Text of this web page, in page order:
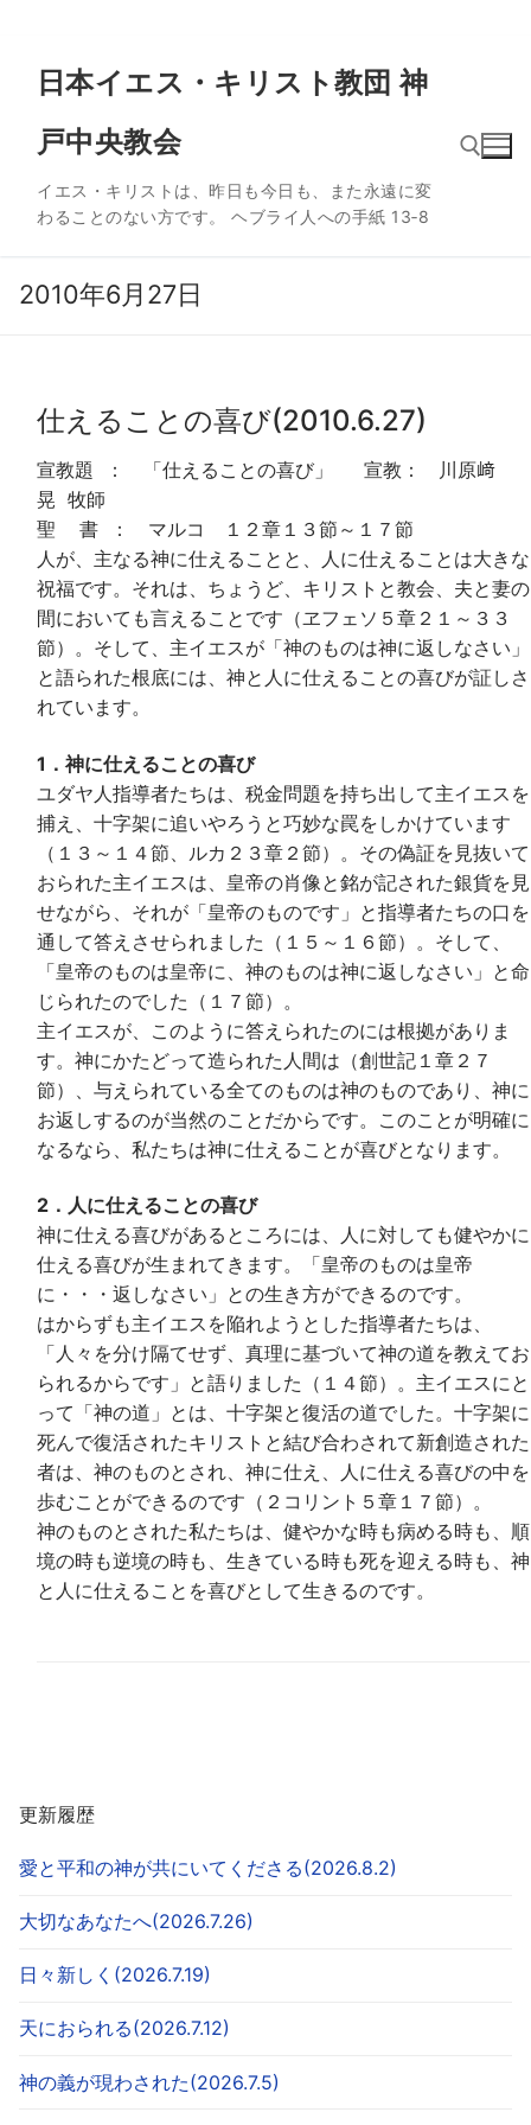
日本イエス・キリスト教団 神
戸中央教会
イエス・キリストは、昨日も今日も、また永遠に変
わることのない方です。 ヘブライ人への手紙 13‐8
2010年6月27日
仕えることの喜び(2010.6.27)
宣教題 ： 「仕えることの喜び」 宣教： 川原﨑
晃 牧師
聖 書 ： マルコ １２章１３節～１７節
人が、主なる神に仕えることと、人に仕えることは大きな
祝福です。それは、ちょうど、キリストと教会、夫と妻の
間においても言えることです（ヱフェソ５章２１～３３
節）。そして、主イエスが「神のものは神に返しなさい」
と語られた根底には、神と人に仕えることの喜びが証しさ
れています。
1．神に仕えることの喜び
ユダヤ人指導者たちは、税金問題を持ち出して主イエスを
捕え、十字架に追いやろうと巧妙な罠をしかけています
（１３～１４節、ルカ２３章２節）。その偽証を見抜いて
おられた主イエスは、皇帝の肖像と銘が記された銀貨を見
せながら、それが「皇帝のものです」と指導者たちの口を
通して答えさせられました（１５～１６節）。そして、
「皇帝のものは皇帝に、神のものは神に返しなさい」と命
じられたのでした（１７節）。
主イエスが、このように答えられたのには根拠がありま
す。神にかたどって造られた人間は（創世記１章２７
節）、与えられている全てのものは神のものであり、神に
お返しするのが当然のことだからです。このことが明確に
なるなら、私たちは神に仕えることが喜びとなります。
2．人に仕えることの喜び
神に仕える喜びがあるところには、人に対しても健やかに
仕える喜びが生まれてきます。「皇帝のものは皇帝
に・・・返しなさい」との生き方ができるのです。
はからずも主イエスを陥れようとした指導者たちは、
「人々を分け隔てせず、真理に基づいて神の道を教えてお
られるからです」と語りました（１４節）。主イエスにと
って「神の道」とは、十字架と復活の道でした。十字架に
死んで復活されたキリストと結び合わされて新創造された
者は、神のものとされ、神に仕え、人に仕える喜びの中を
歩むことができるのです（２コリント５章１７節）。
神のものとされた私たちは、健やかな時も病める時も、順
境の時も逆境の時も、生きている時も死を迎える時も、神
と人に仕えることを喜びとして生きるのです。
更新履歴
愛と平和の神が共にいてくださる(2026.8.2)
大切なあなたへ(2026.7.26)
日々新しく(2026.7.19)
天におられる(2026.7.12)
神の義が現わされた(2026.7.5)